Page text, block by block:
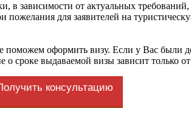
в зависимости от актуальных
пожелания для заявителей на
оформить визу. Если у Вас были
сроке выдаваемой визы зависит только от
консультацию